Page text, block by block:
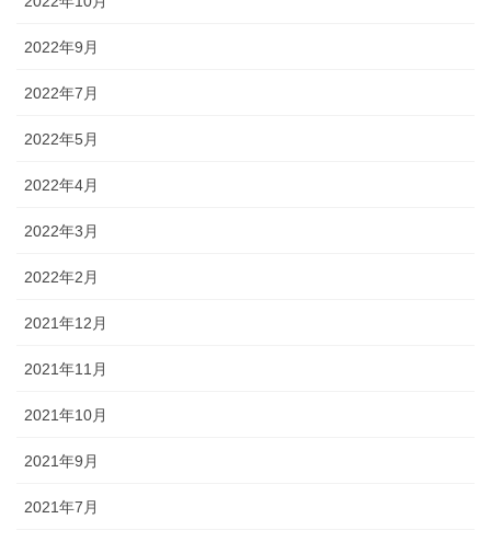
2022年9月
2022年7月
2022年5月
2022年4月
2022年3月
2022年2月
2021年12月
2021年11月
2021年10月
2021年9月
2021年7月